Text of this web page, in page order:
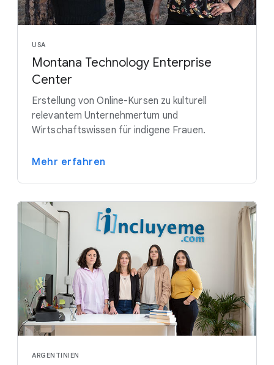
USA
Montana Technology Enterprise
Center
Erstellung von Online-Kursen zu kulturell
relevantem Unternehmertum und
Wirtschaftswissen für indigene Frauen.
Mehr erfahren
ARGENTINIEN